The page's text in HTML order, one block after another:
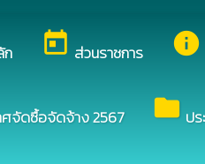
ก today ส่วนราชการ info
ศจัดซื้อจัดจ้าง 2567 folder ป
ยินดีต้อนรับสู่เว็บไซต์
ากรบุคคล
บุคคล ประจำปีงบประมาณ พ.ศ. ๒๕๖๗